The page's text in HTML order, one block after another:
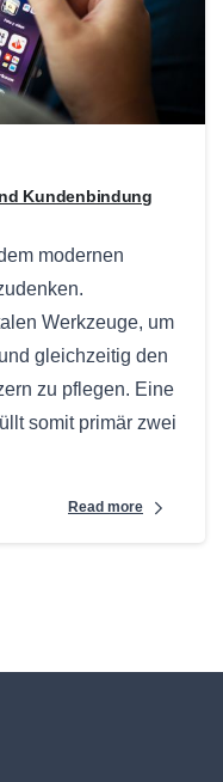
Kundenbindung
modernen
Werkzeuge, um
gleichzeitig den
zu pflegen. Eine
somit primär zwei
Read more